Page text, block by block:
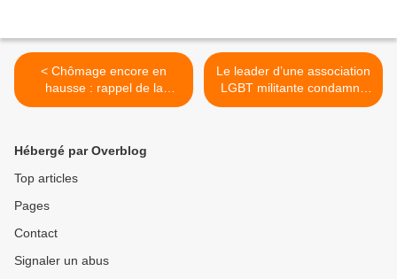
< Chômage encore en
hausse : rappel de la
position du Parti de la
Le leader d’une association
LGBT militante condamné
pour pédophilie aggravée >
Hébergé par Overblog
Top articles
Pages
Contact
Signaler un abus